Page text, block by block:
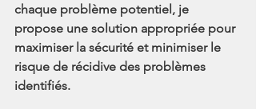
chaque problème potentiel, je
propose une solution appropriée pour
maximiser la sécurité et minimiser le
risque de récidive des problèmes
identifiés.